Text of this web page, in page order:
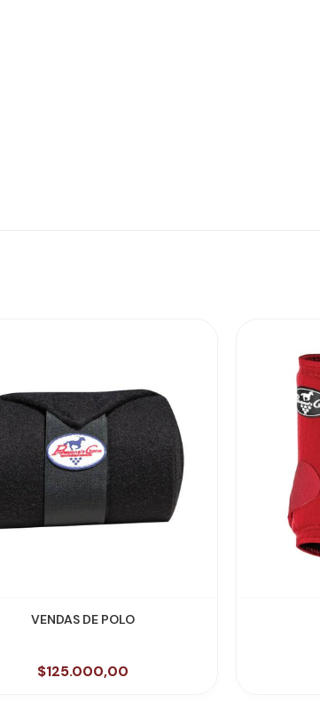
VENDAS DE POLO
$125.000,00